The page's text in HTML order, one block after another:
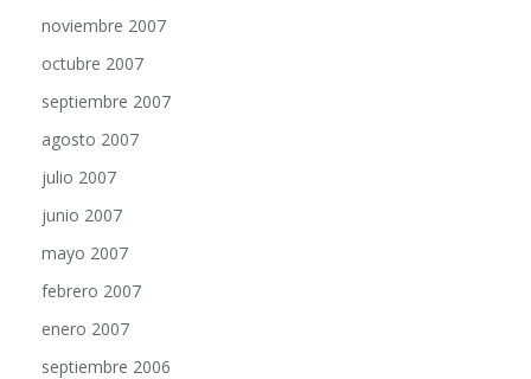
noviembre 2007
octubre 2007
septiembre 2007
agosto 2007
julio 2007
junio 2007
mayo 2007
febrero 2007
enero 2007
septiembre 2006